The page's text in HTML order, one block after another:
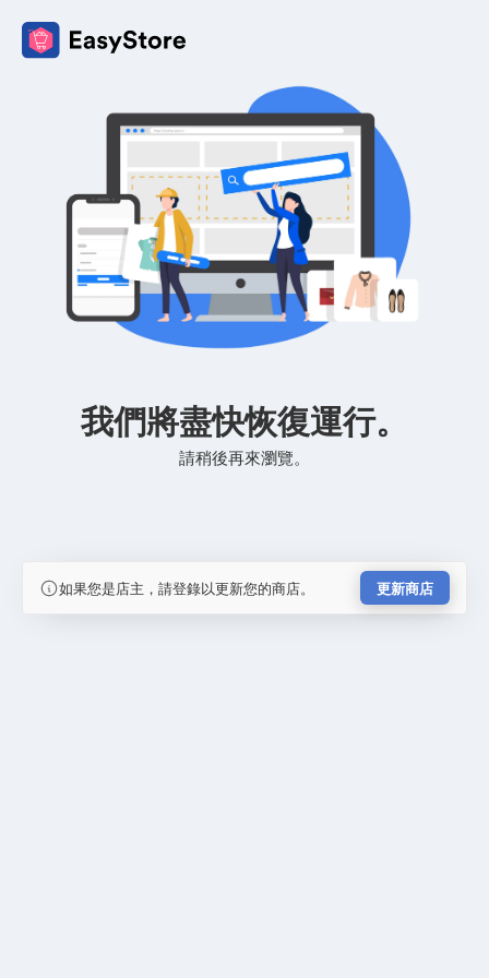
我們將盡快恢復運行。
請稍後再來瀏覽。
如果您是店主，請登錄以更新您的商店。 更新商店